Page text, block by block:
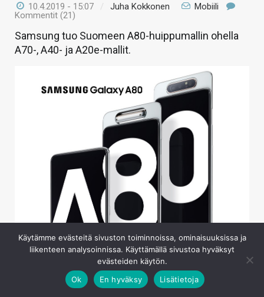
10.4.2019 - 15:07 / Juha Kokkonen
Mobiili
Kommentit (21)
Samsung tuo Suomeen A80-huippumallin ohella
A70-, A40- ja A20e-mallit.
Samsung on julkaissut parhaillaan Milanossa käynnissä
olevassa A Galaxy Event -tapahtumassa uuden A80-
huippumallin Galaxy A -mallistoonsa. Kyseessä on
Käytämme evästeitä sivuston toiminnoissa, ominaisuuksissa ja
liikenteen analysoinnissa. Käyttämällä sivustoa hyväksyt
evästeiden käytön.
Ok
En hyväksy Lisätietoja